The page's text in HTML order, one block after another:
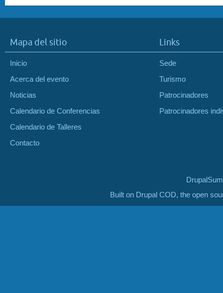
Mapa del sitio
Inicio
Acerca del evento
Noticias
Calendario de Conferencias
Calendario de Talleres
Contacto
Links
Sede
Turismo
Patrocinadores
Patrocinadores
Built on Drupal COD, the open